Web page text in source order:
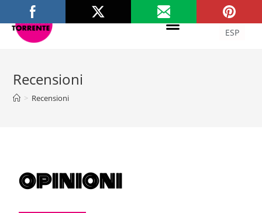
ITA
ESP
Recensioni
> Recensioni
opinioni